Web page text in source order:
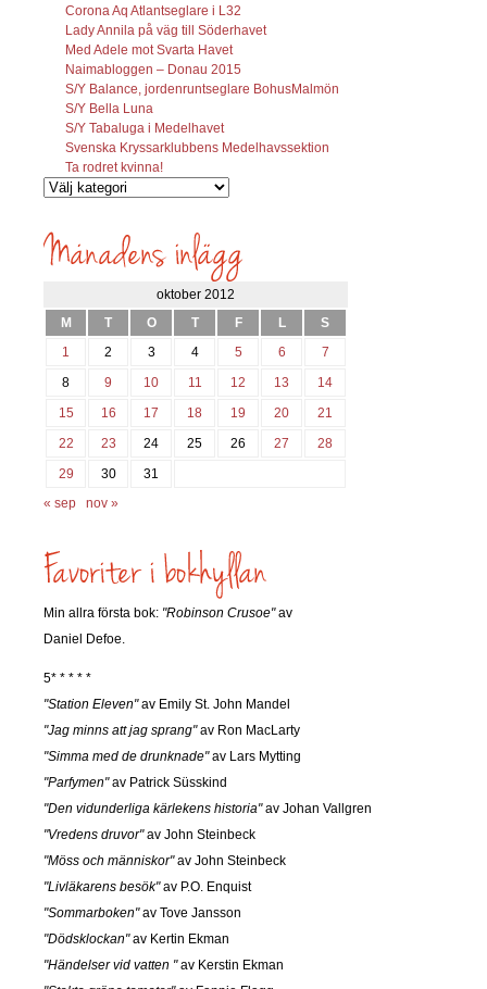
Corona Aq Atlantseglare i L32
Lady Annila på väg till Söderhavet
Med Adele mot Svarta Havet
Naimabloggen – Donau 2015
S/Y Balance, jordenruntseglare BohusMalmön
S/Y Bella Luna
S/Y Tabaluga i Medelhavet
Svenska Kryssarklubbens Medelhavssektion
Ta rodret kvinna!
Vilka
söks?
oktober 2012
M
T O T F L
S
1
2 3 4 5 6
7
8
9 10 11 12 13
14
15
16 17 18 19 20
21
22
23 24 25 26 27
28
29
30
31
« sep
nov »
Min allra första bok: "Robinson Crusoe"av
Daniel Defoe.
5* * * * *
"Station Eleven"av Emily St. John Mandel
"Jag minns att jag sprang"av Ron MacLarty
"Simma med de drunknade"av Lars Mytting
"Parfymen"av Patrick Süsskind
"Den vidunderliga kärlekens historia"av Johan Vallgren
"Vredens druvor"av John Steinbeck
"Möss och människor"av John Steinbeck
"Livläkarens besök"av P.O. Enquist
"Sommarboken"av Tove Jansson
"Dödsklockan"av Kertin Ekman
"Händelser vid vatten "av Kerstin Ekman